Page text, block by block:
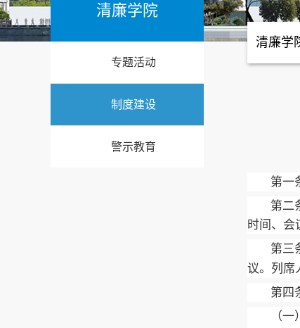
清廉学院
专题活动
制度建设
警示教育
清廉学
第一
第二
时间、会
第三
议。列席
第四
（